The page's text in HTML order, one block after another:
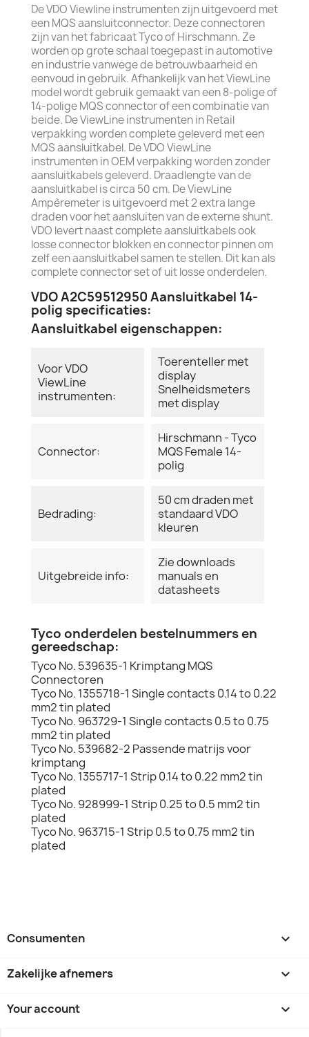
De VDO Viewline instrumenten zijn uitgevoerd met
een MQS aansluitconnector. Deze connectoren
zijn van het fabricaat Tyco of Hirschmann. Ze
worden op grote schaal toegepast in automotive
en industrie vanwege de betrouwbaarheid en
eenvoud in gebruik. Afhankelijk van het ViewLine
model wordt gebruik gemaakt van een 8-polige of
14-polige MQS connector of een combinatie van
beide. De ViewLine instrumenten in Retail
verpakking worden complete geleverd met een
MQS aansluitkabel. De VDO ViewLine
instrumenten in OEM verpakking worden zonder
aansluitkabels geleverd. Draadlengte van de
aansluitkabel is circa 50 cm. De ViewLine
Ampèremeter is uitgevoerd met 2 extra lange
draden voor het aansluiten van de externe shunt.
VDO levert naast complete aansluitkabels ook
losse connector blokken en connector pinnen om
zelf een aansluitkabel samen te stellen. Dit kan als
complete connector set of uit losse onderdelen.
VDO A2C59512950 Aansluitkabel 14-
polig specificaties:
Aansluitkabel eigenschappen:
Voor VDO
ViewLine
instrumenten:
Toerenteller met
display
Snelheidsmeters
met display
Connector:
Hirschmann - Tyco
MQS Female 14-
polig
Bedrading:
50 cm draden met
standaard VDO
kleuren
Uitgebreide info:
Zie downloads
manuals en
datasheets
Tyco onderdelen bestelnummers en
gereedschap:
Tyco No. 539635-1 Krimptang MQS
Connectoren
Tyco No. 1355718-1 Single contacts 0.14 to 0.22
mm2 tin plated
Tyco No. 963729-1 Single contacts 0.5 to 0.75
mm2 tin plated
Tyco No. 539682-2 Passende matrijs voor
krimptang
Tyco No. 1355717-1 Strip 0.14 to 0.22 mm2 tin
plated
Tyco No. 928999-1 Strip 0.25 to 0.5 mm2 tin
plated
Tyco No. 963715-1 Strip 0.5 to 0.75 mm2 tin
plated
Consumenten 
Zakelijke afnemers 
Your account 